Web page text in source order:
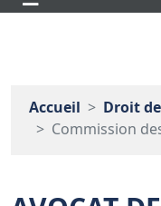
Accueil
Droit
Commission